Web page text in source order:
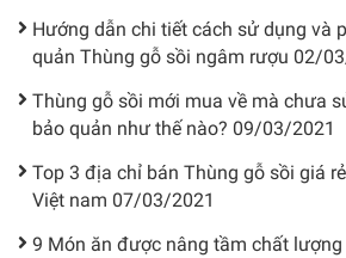
Hướng dẫn chi tiết cách sử dụng và
quản Thùng gỗ sồi ngâm rượu 02/
Thùng gỗ sồi mới mua về mà chưa
bảo quản như thế nào? 09/03/2021
Top 3 địa chỉ bán Thùng gỗ sồi giá
Việt nam 07/03/2021
9 Món ăn được nâng tầm chất lượng